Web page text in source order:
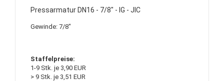
Pressarmatur DN16 - 7/8" - IG - JIC
Gewinde: 7/8"
Staffelpreise:
1-9 Stk. je 3,90 EUR
> 9 Stk. je 3,51 EUR